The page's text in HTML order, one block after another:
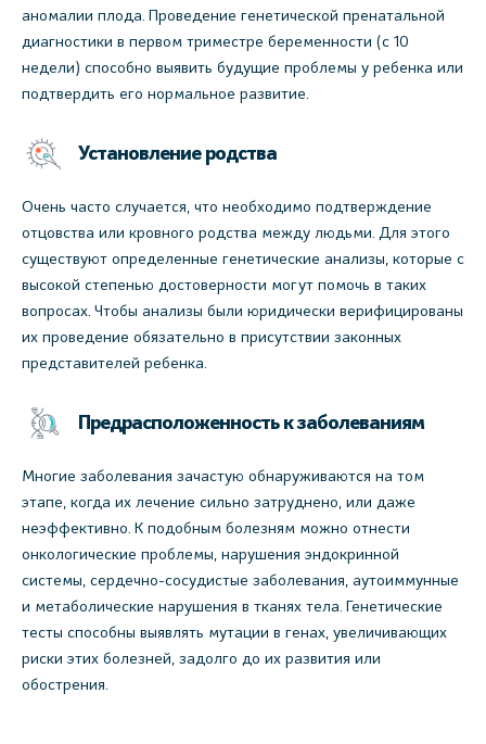
аномалии плода. Проведение генетической пренатальной
диагностики в первом триместре беременности (с 10
недели) способно выявить будущие проблемы у ребенка или
подтвердить его нормальное развитие.
Установление родства
Очень часто случается, что необходимо подтверждение
отцовства или кровного родства между людьми. Для этого
существуют определенные генетические анализы, которые с
высокой степенью достоверности могут помочь в таких
вопросах. Чтобы анализы были юридически верифицированы
их проведение обязательно в присутствии законных
представителей ребенка.
Предрасположенность к заболеваниям
Многие заболевания зачастую обнаруживаются на том
этапе, когда их лечение сильно затруднено, или даже
неэффективно. К подобным болезням можно отнести
онкологические проблемы, нарушения эндокринной
системы, сердечно-сосудистые заболевания, аутоиммунные
и метаболические нарушения в тканях тела. Генетические
тесты способны выявлять мутации в генах, увеличивающих
риски этих болезней, задолго до их развития или
обострения.